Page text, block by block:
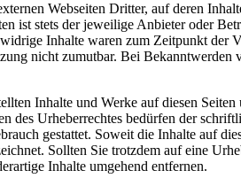
Webseiten Dritter, auf deren
ist stets der jeweilige Anbieter oder
Inhalte waren zum Zeitpunkt
nicht zumutbar. Bei
Inhalte und Werke auf diesen
des Urheberrechtes bedürfen der
gestattet. Soweit die Inhalte auf
Sollten Sie trotzdem auf eine
Inhalte umgehend entfernen.